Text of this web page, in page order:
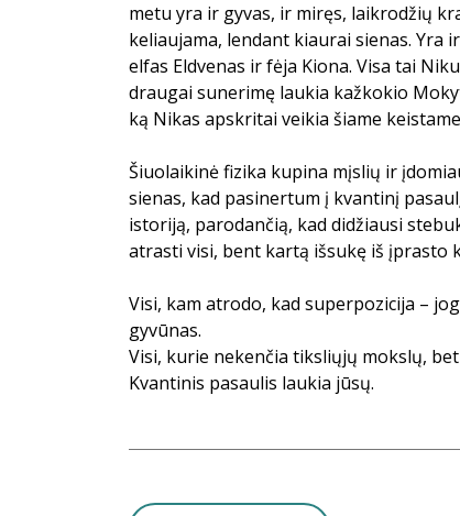
metu yra ir gyvas, ir miręs, laikrodžių
keliaujama, lendant kiaurai sienas. Yra
elfas Eldvenas ir fėja Kiona. Visa tai
draugai sunerimę laukia kažkokio
ką Nikas apskritai veikia šiame
Šiuolaikinė fizika kupina mįslių ir
sienas, kad pasinertum į kvantinį
istoriją, parodančią, kad didžiausi
atrasti visi, bent kartą išsukę iš įprasto
Visi, kam atrodo, kad superpozicija –
gyvūnas.
Visi, kurie nekenčia tiksliųjų mokslų,
Kvantinis pasaulis laukia jūsų.